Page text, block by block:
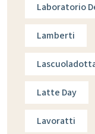
Laboratorio
Lamberti
Latte Day
Lavoratti